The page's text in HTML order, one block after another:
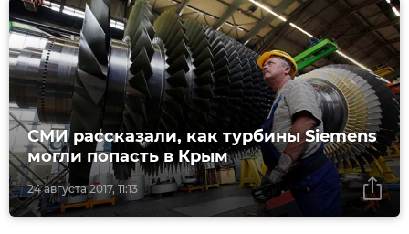
24 августа 2017, 11:13
СМИ рассказали, как турбины Siemens
могли попасть в Крым